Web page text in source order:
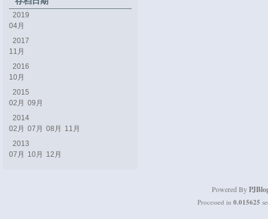
2019
04月
2017
11月
2016
10月
2015
02月 09月
2014
02月 07月 08月
11月
2013
07月
10月 12月
Powered By
Processed in 0.015625